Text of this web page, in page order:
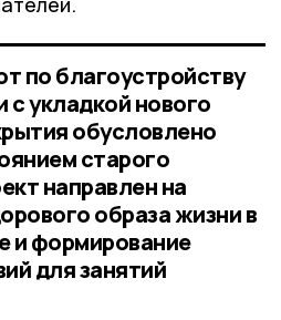
по благоустройству
с укладкой нового
обусловлено
старого
направлен на
образа жизни в
и формирование
для занятий